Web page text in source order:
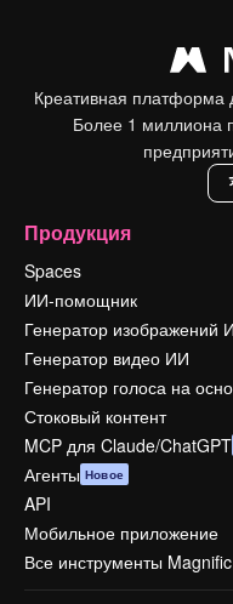
Креативная платформа
Более 1 миллиона
Продукция
Spaces
ИИ-помощник
Генератор изображений
Генератор видео ИИ
Генератор голоса на
Стоковый контент
MCP для Claude/ChatGPT
Агенты Новое
API
Мобильное приложение
Все инструменты Magnific